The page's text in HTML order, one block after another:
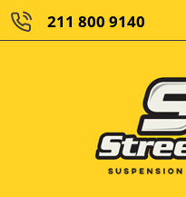
211 800 9140